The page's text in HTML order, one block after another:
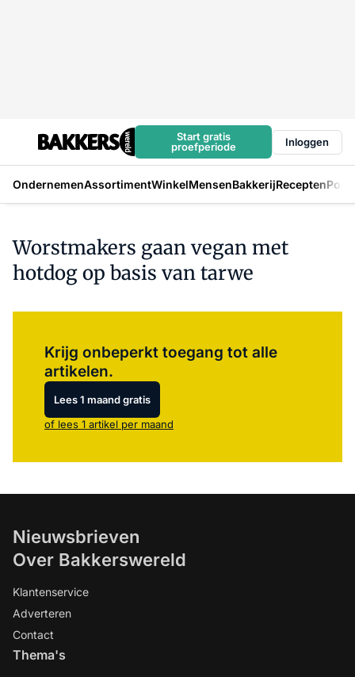
Start gratis
proefperiode
Inloggen
OndernemenAssortimentWinkelMensenBakkerijRecepten
Worstmakers gaan vegan met
hotdog op basis van tarwe
Krijg onbeperkt toegang tot alle
artikelen.
Lees 1 maand gratis
of lees 1 artikel per maand
Nieuwsbrieven
Over Bakkerswereld
Klantenservice
Adverteren
Contact
Thema's